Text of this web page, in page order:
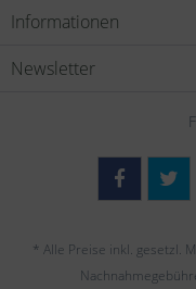
Informationen
Newsletter
* Alle Preise inkl. gesetzl.